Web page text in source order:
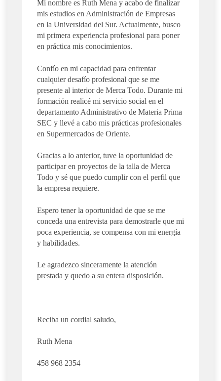
Mi nombre es Ruth Mena y acabo de finalizar
mis estudios en Administración de Empresas
en la Universidad del Sur. Actualmente, busco
mi primera experiencia profesional para poner
en práctica mis conocimientos.
Confío en mi capacidad para enfrentar
cualquier desafío profesional que se me
presente al interior de Merca Todo. Durante mi
formación realicé mi servicio social en el
departamento Administrativo de Materia Prima
SEC y llevé a cabo mis prácticas profesionales
en Supermercados de Oriente.
Gracias a lo anterior, tuve la oportunidad de
participar en proyectos de la talla de Merca
Todo y sé que puedo cumplir con el perfil que
la empresa requiere.
Espero tener la oportunidad de que se me
conceda una entrevista para demostrarle que mi
poca experiencia, se compensa con mi energía
y habilidades.
Le agradezco sinceramente la atención
prestada y quedo a su entera disposición.
Reciba un cordial saludo,
Ruth Mena
458 968 2354